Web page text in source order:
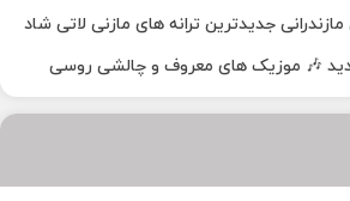
جدیدترین ترانه های مازنی لاتی شاد
🎶 موزیک‌ های معروف و چالشی روسی